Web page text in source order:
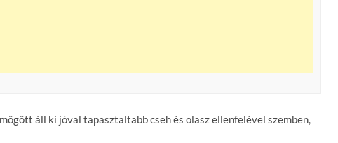
áll ki jóval tapasztaltabb cseh és olasz ellenfelével szemben,